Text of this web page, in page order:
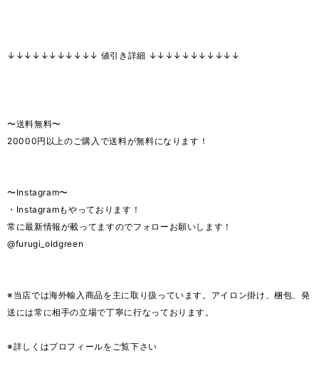
↓↓↓↓↓↓↓↓↓↓↓ 値引き詳細 ↓↓↓↓↓↓↓↓↓↓↓
〜送料無料〜
20000円以上のご購入で送料が無料になります！
〜Instagram〜
・Instagramもやっております！
常に最新情報が載ってますのでフォローお願いします！
@furugi_oldgreen
※当店では海外輸入商品を主に取り扱っています。アイロン掛け、梱包、発
送には常に相手の立場で丁寧に行なっております。
※詳しくはプロフィールをご覧下さい